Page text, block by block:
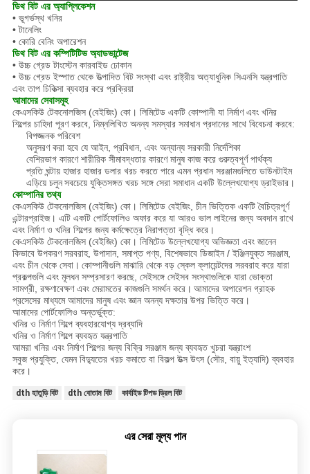
ডিথ বিট এর অ্যাপ্লিকেশন
• ভূগর্ভস্থ খনির
• টানেলিং
• কোরি বেনিং অপারেশন
ডিথ বিট এর কম্পিটিটিভ অ্যাডভান্টেজ
• উচ্চ গ্রেড টাংস্টেন কারবাইড ঢোকান
• উচ্চ গ্রেড ইস্পাত থেকে উত্পাদিত বিট সংস্থা এবং রাষ্ট্রীয় অত্যাধুনিক সিএনসি যন্ত্রপাতি
এবং তাপ চিকিত্সা ব্যবহার করে প্রক্রিয়া
আমাদের সেবাসমূহ
কেএসকিউ টেকনোলজিস (বেইজিং) কো। লিমিটেড একটি কোম্পানী যা নির্মাণ এবং খনির
শিল্পের চাহিদা পূরণ করবে, নিম্নলিখিত অনন্য সমস্যার সমাধান প্রদানের সাথে বিবেচনা করবে:
বিপজ্জনক পরিবেশ
অনুসরণ করা হবে যে আইন, প্রবিধান, এবং অন্যান্য সরকারী নির্দেশিকা
বেশিরভাগ কারণে শারীরিক সীমাবদ্ধতার কারণে মানুষ কাজ করে গুরুত্বপূর্ণ পার্থক্য
প্রতি ঘন্টায় হাজার হাজার ডলার খরচ করতে পারে এমন প্রধান সরঞ্জামগুলিতে ডাউনটাইম
এড়িয়ে চলুনসবচেয়ে যুক্তিসঙ্গত খরচ সঙ্গে সেরা সমাধান একটি উল্লেখযোগ্য ড্রাইভার।
কোম্পানির তথ্য
কেএসকিউ টেকনোলজিস (বেইজিং) কো। লিমিটেড বেইজিং, চীন ভিত্তিক একটি বৈচিত্রপূর্ণ
এন্টারপ্রাইজ। এটি একটি পোর্টফোলিও অফার করে যা আরও ভাল লাইনের জন্য অবদান রাখে
এবং নির্মাণ ও খনির শিল্পের জন্য কর্মক্ষেত্রে নিরাপত্তা বৃদ্ধি করে।
কেএসকিউ টেকনোলজিস (বেইজিং) কো। লিমিটেড উল্লেখযোগ্য অভিজ্ঞতা এবং জানেন
কিভাবে উপকরণ সরবরাহ, উপাদান, সমাপ্ত পণ্য, বিশেষভাবে ডিজাইন / ইঞ্জিনযুক্ত সরঞ্জাম,
এবং চীন থেকে সেবা। কোম্পানীগুলি মাঝারি থেকে বড় স্কেল ক্লায়েন্টদের সরবরাহ করে যারা
প্রকল্পগুলি এবং মূলধন সম্প্রসারণ করছে, সেইসঙ্গে সেইসব সংস্থাগুলিকে যারা ভোক্তা
সামগ্রী, রক্ষণাবেক্ষণ এবং মেরামতের কাজগুলি সমর্থন করে। আমাদের অপারেশন গ্রাহক
প্রসেসের মাধ্যমে আমাদের মানুষ এবং জ্ঞান অনন্য দক্ষতার উপর ভিত্তি করে।
আমাদের পোর্টফোলিও অন্তর্ভুক্ত:
খনির ও নির্মাণ শিল্পে ব্যবহারযোগ্য দ্রব্যাদি
খনির ও নির্মাণ শিল্পে ব্যবহৃত যন্ত্রপাতি
আমরা খনির এবং নির্মাণ শিল্পের জন্য বিক্রি সরঞ্জাম জন্য ব্যবহৃত খুচরা যন্ত্রাংশ
সবুজ প্রযুক্তি, যেমন বিদ্যুতের খরচ কমাতে বা বিকল্প উত্স উৎস (সৌর, বায়ু ইত্যাদি) ব্যবহার
করে।
dth হাতুড়ি বিট dth বোতাম বিট কার্বাইড টিপড ড্রিল বিট
এর সেরা মূল্য পান